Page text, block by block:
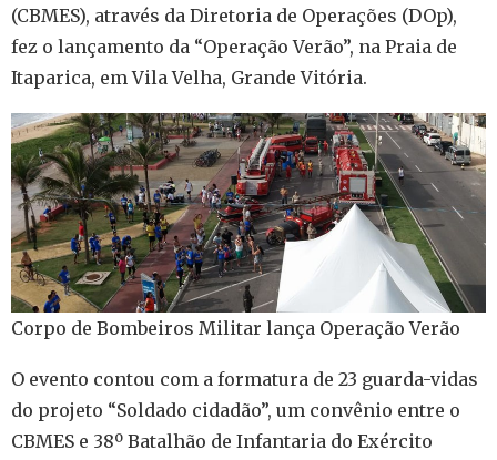
(CBMES), através da Diretoria de Operações (DOp),
fez o lançamento da “Operação Verão”, na Praia de
Itaparica, em Vila Velha, Grande Vitória.
Corpo de Bombeiros Militar lança Operação Verão
O evento contou com a formatura de 23 guarda-vidas
do projeto “Soldado cidadão”, um convênio entre o
CBMES e 38º Batalhão de Infantaria do Exército